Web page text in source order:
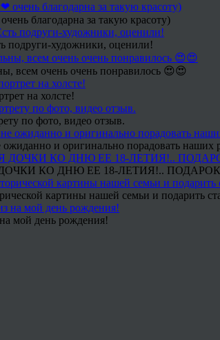
благодарна за такую красоту)
подруги-художники, оценили!
всем очень очень понравилось 😍😍
на холсте!
по фото, видео отзыв.
и оригинально порадовать наших
КО ДНЮ ЕЕ 18-ЛЕТИЯ!..
картины нашей семьи и подарить
мой день рождения!